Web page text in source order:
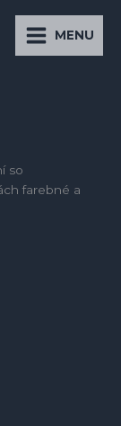
Main
Menu
MENU
so
farebné a